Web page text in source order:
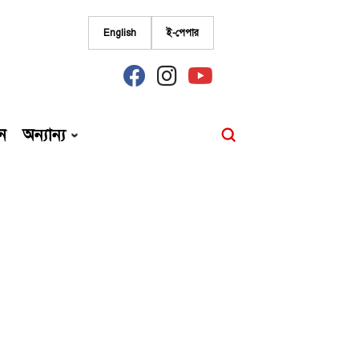
English ই-পেপার
fab
fa-
fab
fa-
fab
fa-
অন্যান্য